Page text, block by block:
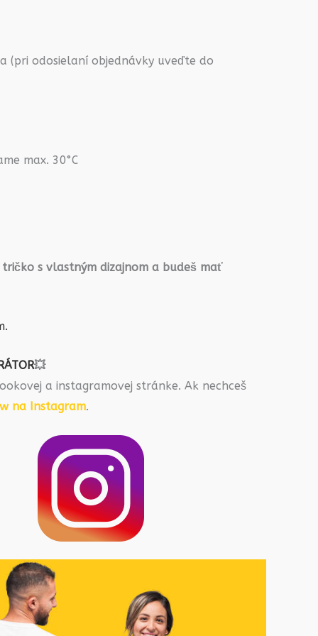
(pri odosielaní objednávky uveďte do
max. 30°C
s vlastným dizajnom a budeš mať
💥
a instagramovej stránke. Ak nechceš
na Instagram.